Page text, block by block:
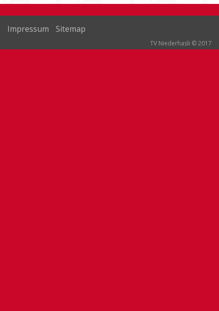
Impressum Sitemap
TV Niederhasli © 2017